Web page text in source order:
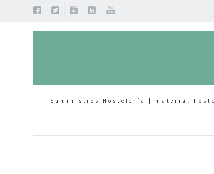
Suministros Hostelería | material